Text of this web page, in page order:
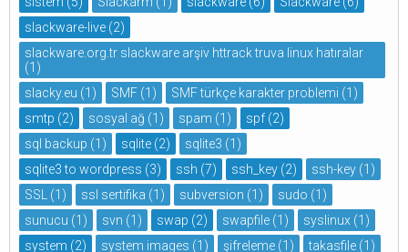
slackware-live (2)
slackware.org.tr slackware arşiv httrack truva linux hatıralar
(1)
slacky.eu (1) SMF (1) SMF türkçe karakter problemi (1)
smtp (2) sosyal ağ (1) spam (1) spf (2)
sql backup (1) sqlite (2) sqlite3 (1)
sqlite3 to wordpress (3) ssh (7) ssh_key (2) ssh-key (1)
SSL (1) ssl sertifika (1) subversion (1) sudo (1)
sunucu (1) svn (1) swap (2) swapfile (1) syslinux (1)
system (2) system images (1) şifreleme (1) takasfile (1)